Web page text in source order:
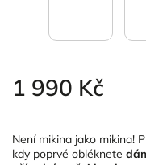
1 990 Kč
Není mikina jako mikina!
kdy poprvé obléknete